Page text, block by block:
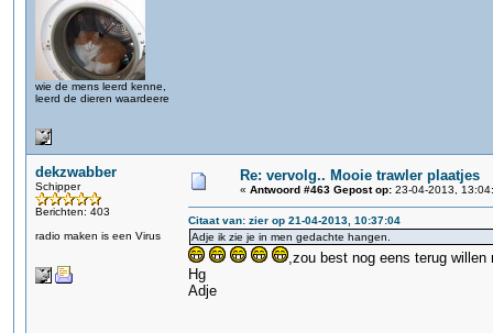
wie de mens leerd kenne,
leerd de dieren waardeere
dekzwabber
Schipper
Berichten: 403
radio maken is een Virus
Re: vervolg.. Mooie trawler plaatjes
« Antwoord #463 Gepost op: 23-04-2013,
Citaat van: zier op 21-04-2013, 10:37:04
Adje ik zie je in men gedachte hangen.
,zou best nog eens terug
Hg
Adje